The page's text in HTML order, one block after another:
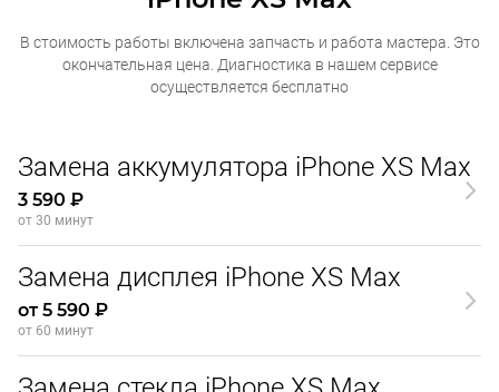
В стоимость работы включена запчасть и работа мастера. Это
окончательная цена. Диагностика в нашем сервисе
осуществляется бесплатно
Замена аккумулятора iPhone XS Max
3 590 ₽
от 30 минут
Замена дисплея iPhone XS Max
от 5 590 ₽
от 60 минут